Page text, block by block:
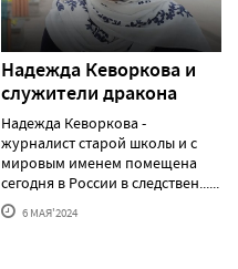
Надежда Кеворкова и
служители дракона
Надежда Кеворкова -
журналист старой школы и с
мировым именем помещена
сегодня в России в следствен......
6 МАЯ'2024